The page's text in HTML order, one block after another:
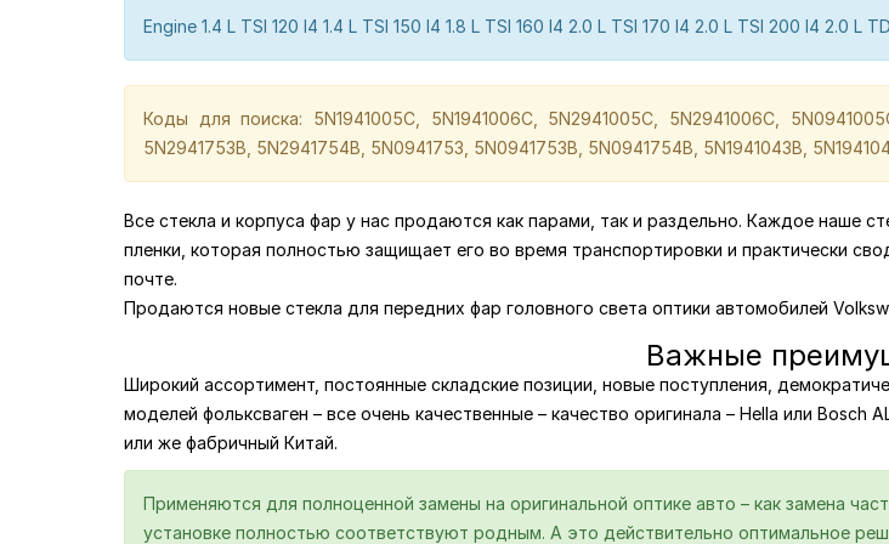
Engine 1.4 L TSI 120 I4 1.4 L TSI 150 I4 1.8 L TSI 160 I4 2.0 L TSI 170 I4 2.0 L TSI 200 I4 2.0 L
Коды для поиска: 5N1941005C, 5N1941006C, 5N2941005C, 5N2941006C,
5N2941753B, 5N2941754B, 5N0941753, 5N0941753B, 5N0941754B, 5N1941043B,
Все стекла и корпуса фар у нас продаются как парами, так и раздельно. Каждое наше
пленки, которая полностью защищает его во время транспортировки и практически
почте.
Продаются новые стекла для передних фар головного света оптики автомобилей
Важные
Широкий ассортимент, постоянные складские позиции, новые поступления,
моделей фольксваген – все очень качественные – качество оригинала – Hella или
или же фабричный Китай.
Применяются для полноценной замены на оригинальной оптике авто – как замена
установке полностью соответствуют родным. А это действительно оптимальное